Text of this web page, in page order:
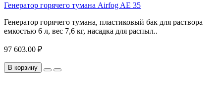
Генератор горячего тумана Airfog AE 35
Генератор горячего тумана, пластиковый бак для раствора
емкостью 6 л, вес 7,6 кг, насадка для распыл..
97 603.00 ₽
В корзину